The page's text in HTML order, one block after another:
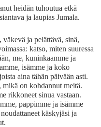
heidän tuhoutua etkä
ja laupias Jumala.
väkevä ja pelättävä, sinä,
katso, miten suuressa
me, kuninkaamme ja
isämme ja koko
aina tähän päivään asti.
mikä on kohdannut meitä.
rikkoneet sinua vastaan.
pappimme ja isämme
käskyjäsi ja